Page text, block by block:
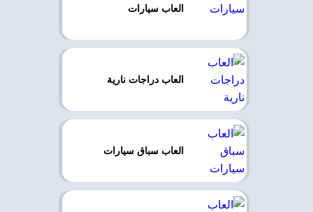
العاب سيارات
العاب دراجات نارية
العاب سباق سيارات